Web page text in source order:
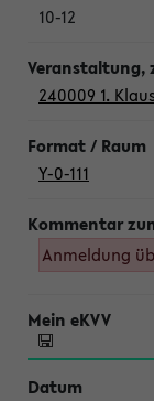
10-12
240009 1.
Y-0-111
Anmeldung